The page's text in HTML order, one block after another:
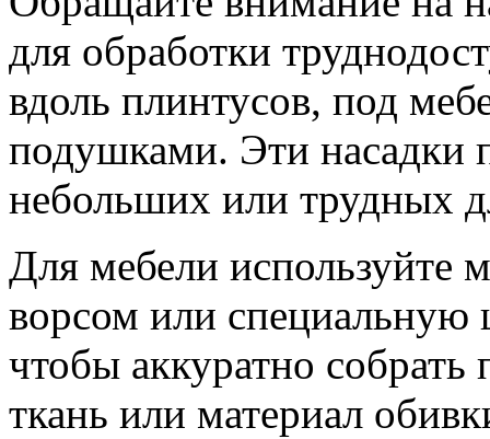
для обработки
вдоль плинтусов, под
подушками. Эти насадки
небольших или трудных
Для мебели используйте
ворсом или специальную
чтобы аккуратно
ткань или материал